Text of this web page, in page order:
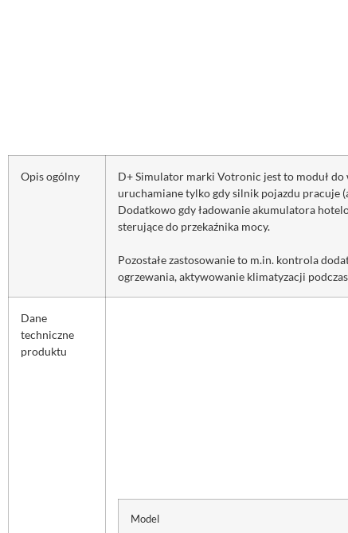
Opis ogólny
D+ Simulator marki Votronic jest to moduł do
uruchamiane tylko gdy silnik pojazdu pracuje
Dodatkowo gdy ładowanie akumulatora
sterujące do przekaźnika mocy.
Pozostałe zastosowanie to m.in. kontrola
ogrzewania, aktywowanie klimatyzacji
Dane
techniczne
produktu
Model